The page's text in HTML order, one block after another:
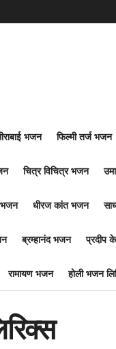
भजन फिल्मी तर्ज भजन
चित्र विचित्र भजन
भजन धीरज कांत भजन
ब्रम्हानंद भजन प्रदीप
रामायण भजन होली भजन